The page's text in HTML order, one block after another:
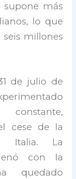
supone más
lo que
millones
de julio de
cese de la
Italia. La
con la
quedado